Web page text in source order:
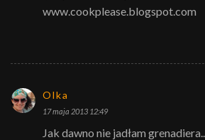
www.cookplease.blogspot.com
Olka
17 maja 2013 12:49
Jak dawno nie jadłam